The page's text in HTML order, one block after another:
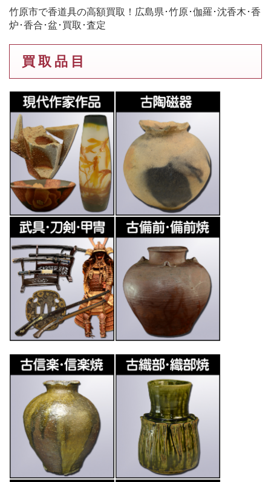
竹原市で香道具の高額買取！広島県･竹原･伽羅･沈香木･香
炉･香合･盆･買取･査定
買 取 品 目